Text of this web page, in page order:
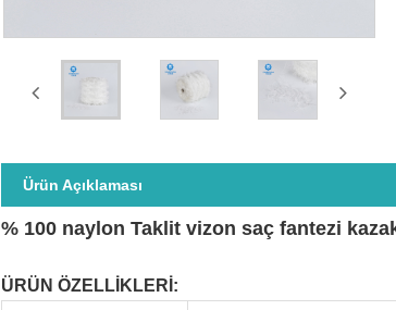
Ürün Açıklaması
% 100 naylon Taklit vizon saç fantezi
ÜRÜN ÖZELLİKLERİ: